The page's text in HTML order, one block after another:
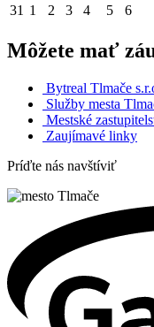
31 1 2 3 4 5 6
Môžete mať
Bytreal Tlmače
Služby mesta
Mestské
Zaujímavé linky
Príďte nás navštíviť